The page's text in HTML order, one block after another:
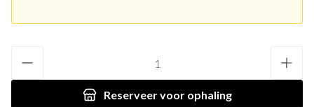
Reserveervoor ophaling